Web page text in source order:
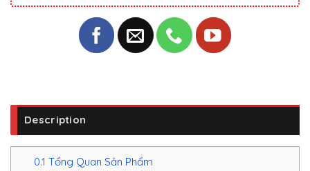
Description
0.1 Tổng Quan Sản Phẩm